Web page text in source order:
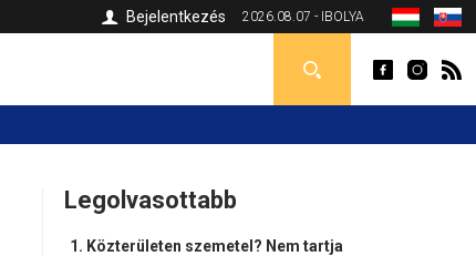
2026.08.07 - IBOLYA
Bejelentkezés
Legolvasottabb
Közterületen szemetel? Nem tartja